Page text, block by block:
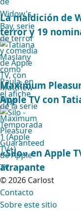
La maldición de
terror y 19
Maximum
Apple TV con
«Silo» en Apple
atrapante
© 2026 Carlost
Contacto
Sobre este sitio